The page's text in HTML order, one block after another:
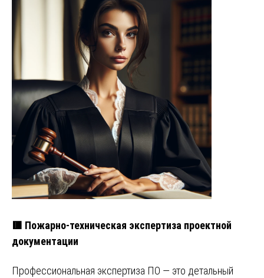
🟥 Пожарно-техническая экспертиза проектной
документации
Профессиональная экспертиза ПО — это детальный